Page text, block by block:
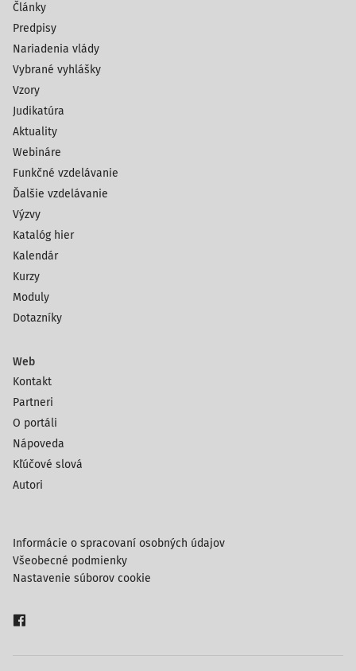
Články
Predpisy
Nariadenia vlády
Vybrané vyhlášky
Vzory
Judikatúra
Aktuality
Webináre
Funkčné vzdelávanie
Ďalšie vzdelávanie
Výzvy
Katalóg hier
Kalendár
Kurzy
Moduly
Dotazníky
Web
Kontakt
Partneri
O portáli
Nápoveda
Kľúčové slová
Autori
Informácie o spracovaní osobných údajov
Všeobecné podmienky
Nastavenie súborov cookie